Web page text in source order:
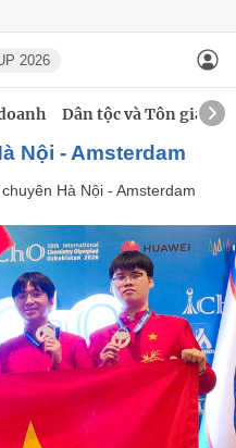
2026
Dân tộc và Tôn giáo
Nội - Amsterdam
Hà Nội - Amsterdam